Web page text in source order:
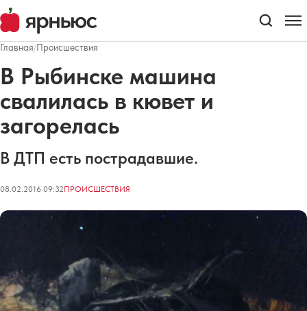
Главная/Происшествия
В Рыбинске машина
свалилась в кювет и
загорелась
В ДТП есть пострадавшие.
08.02.2016 09:32ПРОИСШЕСТВИЯ